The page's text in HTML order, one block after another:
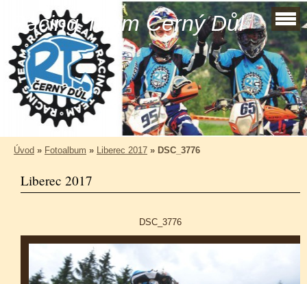
Racing Team Černý Důl
Úvod » Fotoalbum » Liberec 2017 » DSC_3776
Liberec 2017
DSC_3776